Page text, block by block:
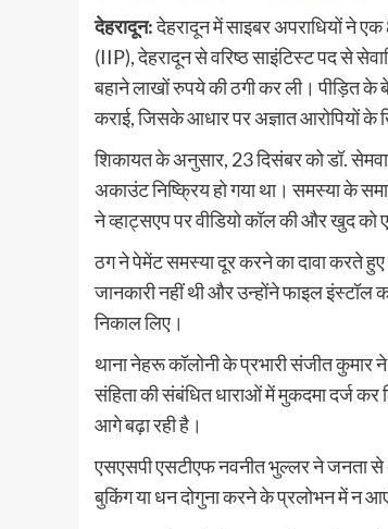
देहरादून:देहरादून में साइबर अपराधियों ने एक
(IIP), देहरादून से वरिष्ठ साइंटिस्ट पद से
बहाने लाखों रुपये की ठगी कर ली। पीड़ित के
कराई, जिसके आधार पर अज्ञात आरोपियों के
शिकायत के अनुसार, 23 दिसंबर को डॉ.
अकाउंट निष्क्रिय हो गया था। समस्या के
ने व्हाट्सएप पर वीडियो कॉल की और खुद को
ठग ने पेमेंट समस्या दूर करने का दावा करते
जानकारी नहीं थी और उन्होंने फाइल
निकाल लिए।
थाना नेहरू कॉलोनी के प्रभारी संजीत कुमार
संहिता की संबंधित धाराओं में मुकदमा दर्ज
आगे बढ़ा रही है।
एसएसपी एसटीएफ नवनीत भुल्लर ने जनता से
बुकिंग या धन दोगुना करने के प्रलोभन में न